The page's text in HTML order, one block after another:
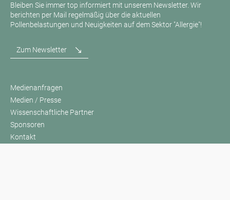
Bleiben Sie immer top informiert mit unserem Newsletter. Wir
berichten per Mail regelmäßig über die aktuellen
Pollenbelastungen und Neuigkeiten auf dem Sektor "Allergie"!
Zum Newsletter
Medienanfragen
Medien / Presse
Wissenschaftliche Partner
Sponsoren
Kontakt